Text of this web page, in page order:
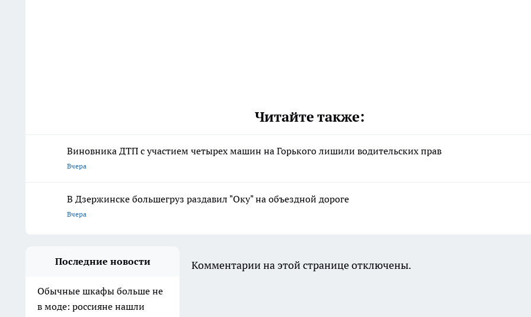
Читайте также:
Виновника ДТП с участием четырех машин на Горького лишили водительских прав
Вчера
В Дзержинске большегруз раздавил "Оку" на объездной дороге
Вчера
Последние новости
Обычные шкафы больше не
в моде: россияне нашли
Комментарии на этой странице отключены.